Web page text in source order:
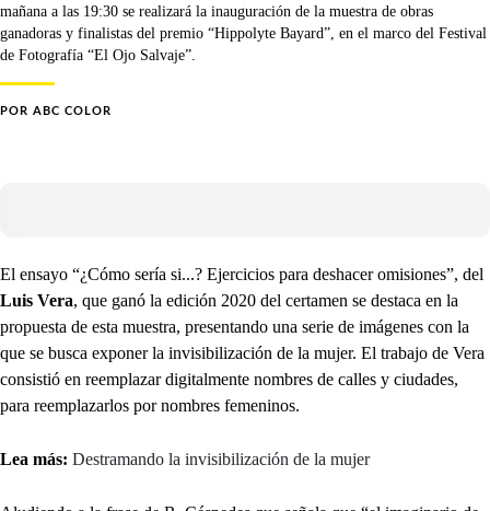
mañana a las 19:30 se realizará la inauguración de la muestra de obras
ganadoras y finalistas del premio “Hippolyte Bayard”, en el marco del Festival
de Fotografía “El Ojo Salvaje”.
POR ABC COLOR
El ensayo “¿Cómo sería si...? Ejercicios para deshacer omisiones”, del
Luis Vera, que ganó la edición 2020 del certamen se destaca en la
propuesta de esta muestra, presentando una serie de imágenes con la
que se busca exponer la invisibilización de la mujer. El trabajo de Vera
consistió en reemplazar digitalmente nombres de calles y ciudades,
para reemplazarlos por nombres femeninos.
Lea más: Destramando la invisibilización de la mujer